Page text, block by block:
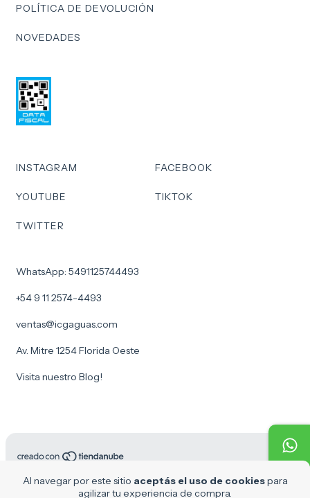
Al navegar por este sitio aceptás el uso de cookiespara
agilizar tu experiencia de compra.
POLÍTICA DE DEVOLUCIÓN
NOVEDADES
INSTAGRAM FACEBOOK
YOUTUBE TIKTOK
TWITTER
WhatsApp: 5491125744493
+54 9 11 2574-4493
ventas@icgaguas.com
Av. Mitre 1254 Florida Oeste
Visita nuestro Blog!
Copyright ICG Aguas - 30716969610 - 2026. Todos los derechos
reservados.